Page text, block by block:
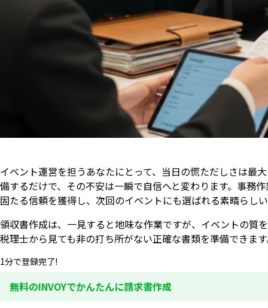
イベント運営を担うあなたにとって、当日の慌ただしさは最
備するだけで、その不安は一瞬で自信へと変わります。事務
固たる信頼を獲得し、次回のイベントにも選ばれる素晴らし
領収書作成は、一見すると地味な作業ですが、イベントの質
税理士から見ても非の打ち所がない正確な書類を準備できま
1分で登録完了!
無料のINVOYでかんたんに請求書作成